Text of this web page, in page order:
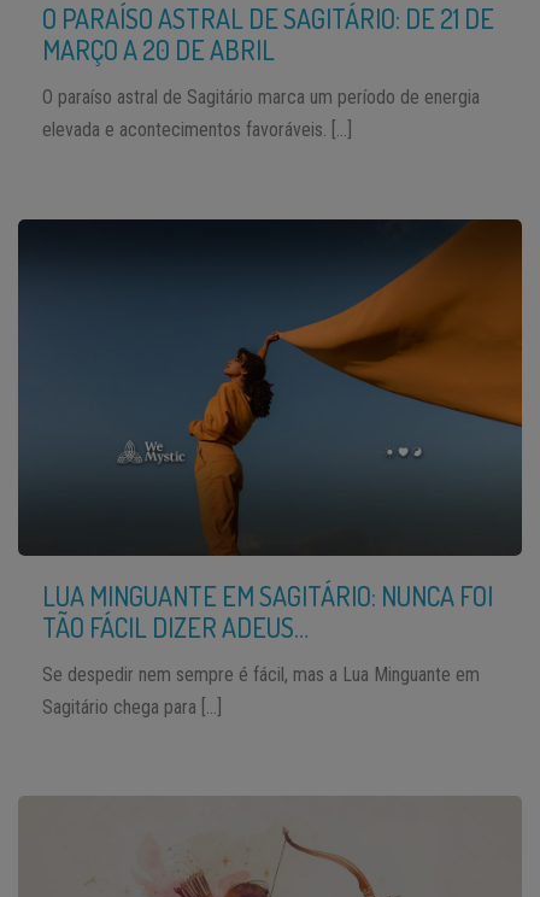
O PARAÍSO ASTRAL DE SAGITÁRIO: DE 21 DE
MARÇO A 20 DE ABRIL
O paraíso astral de Sagitário marca um período de energia
elevada e acontecimentos favoráveis. […]
LUA MINGUANTE EM SAGITÁRIO: NUNCA FOI
TÃO FÁCIL DIZER ADEUS…
Se despedir nem sempre é fácil, mas a Lua Minguante em
Sagitário chega para […]